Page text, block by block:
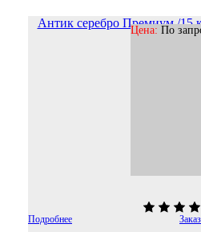
Антик серебро Премиум /15
Цена: По
Подробнее